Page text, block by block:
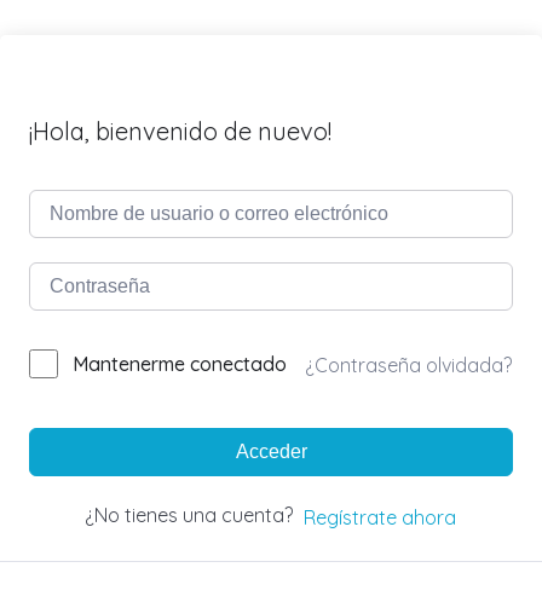
¡Hola, bienvenido de nuevo!
Mantenerme conectado ¿Contraseña olvidada?
Acceder
¿No tienes una cuenta? Regístrate ahora